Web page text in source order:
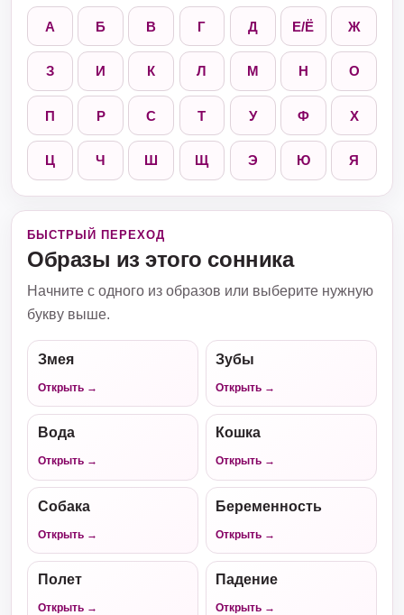
А Б В Г Д Е/Ё Ж
З И К Л М Н О
П Р С Т У Ф Х
Ц Ч Ш Щ Э Ю Я
БЫСТРЫЙ ПЕРЕХОД
Образы из этого сонника
Начните с одного из образов или выберите нужную
букву выше.
Змея
Открыть →
Зубы
Открыть →
Вода
Открыть →
Кошка
Открыть →
Собака
Открыть →
Беременность
Открыть →
Полет
Открыть →
Падение
Открыть →